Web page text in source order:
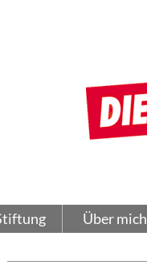
Über mich